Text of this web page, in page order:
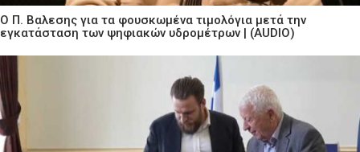
Ο Π. Βαλεσης για τα φουσκωμένα τιμολόγια μετά την
εγκατάσταση των ψηφιακών υδρομέτρων | (AUDIO)